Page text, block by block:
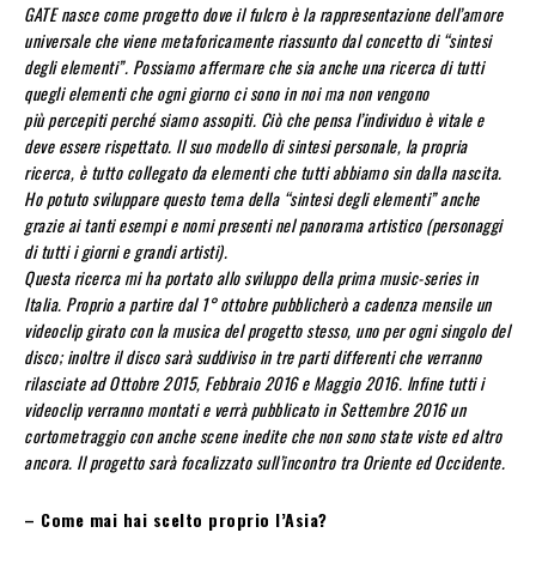
GATE nasce come progetto dove il fulcro è la rappresentazione dell’amore
universale che viene metaforicamente riassunto dal concetto di “sintesi
degli elementi”. Possiamo affermare che sia anche una ricerca di tutti
quegli elementi che ogni giorno ci sono in noi ma non vengono
più percepiti perché siamo assopiti. Ciò che pensa l’individuo è vitale e
deve essere rispettato. Il suo modello di sintesi personale, la propria
ricerca, è tutto collegato da elementi che tutti abbiamo sin dalla nascita.
Ho potuto sviluppare questo tema della “sintesi degli elementi” anche
grazie ai tanti esempi e nomi presenti nel panorama artistico (personaggi
di tutti i giorni e grandi artisti).
Questa ricerca mi ha portato allo sviluppo della prima music-series in
Italia. Proprio a partire dal 1° ottobre pubblicherò a cadenza mensile un
videoclip girato con la musica del progetto stesso, uno per ogni singolo del
disco; inoltre il disco sarà suddiviso in tre parti differenti che verranno
rilasciate ad Ottobre 2015, Febbraio 2016 e Maggio 2016. Infine tutti i
videoclip verranno montati e verrà pubblicato in Settembre 2016 un
cortometraggio con anche scene inedite che non sono state viste ed altro
ancora. Il progetto sarà focalizzato sull’incontro tra Oriente ed Occidente.
– Come mai hai scelto proprio l’Asia?